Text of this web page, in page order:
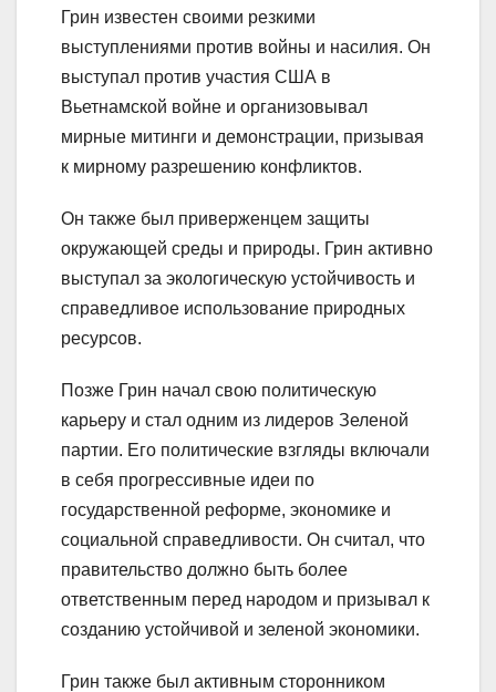
Грин известен своими резкими
выступлениями против войны и насилия. Он
выступал против участия США в
Вьетнамской войне и организовывал
мирные митинги и демонстрации, призывая
к мирному разрешению конфликтов.
Он также был приверженцем защиты
окружающей среды и природы. Грин активно
выступал за экологическую устойчивость и
справедливое использование природных
ресурсов.
Позже Грин начал свою политическую
карьеру и стал одним из лидеров Зеленой
партии. Его политические взгляды включали
в себя прогрессивные идеи по
государственной реформе, экономике и
социальной справедливости. Он считал, что
правительство должно быть более
ответственным перед народом и призывал к
созданию устойчивой и зеленой экономики.
Грин также был активным сторонником